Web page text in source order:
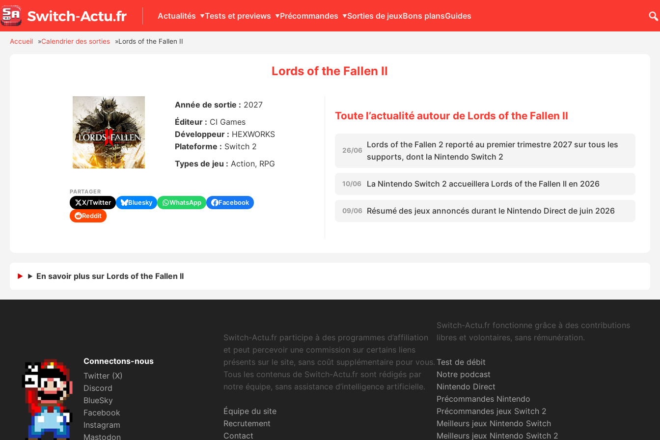
Actualités Tests et previews Précommandes Sorties de jeuxBons plansGuides
Accueil Calendrier des sorties Lords of the Fallen II
Lords of the Fallen II
Année de sortie : 2027
Éditeur : CI Games
Développeur : HEXWORKS
Plateforme : Switch 2
Types de jeu : Action, RPG
PARTAGER
X/Twitter Bluesky WhatsApp
Facebook
Reddit
Toute l’actualité autour de Lords of the Fallen II
26/06
Lords of the Fallen 2 reporté au premier trimestre 2027 sur tous les
supports, dont la Nintendo Switch 2
10/06 La Nintendo Switch 2 accueillera Lords of the Fallen II en 2026
09/06 Résumé des jeux annoncés durant le Nintendo Direct de juin 2026
En savoir plus sur Lords of the Fallen II
Connectons-nous
Twitter (X)
Discord
BlueSky
Facebook
Instagram
Mastodon
Switch-Actu.fr participe à des programmes d’affiliation
et peut percevoir une commission sur certains liens
présents sur le site, sans coût supplémentaire pour vous.
Tous les contenus de Switch-Actu.fr sont rédigés par
notre équipe, sans assistance d’intelligence artificielle.
Équipe du site
Recrutement
Contact
Switch-Actu.fr fonctionne grâce à des contributions
libres et volontaires, sans rémunération.
Test de débit
Notre podcast
Nintendo Direct
Précommandes Nintendo
Précommandes jeux Switch 2
Meilleurs jeux Nintendo Switch
Meilleurs jeux Nintendo Switch 2